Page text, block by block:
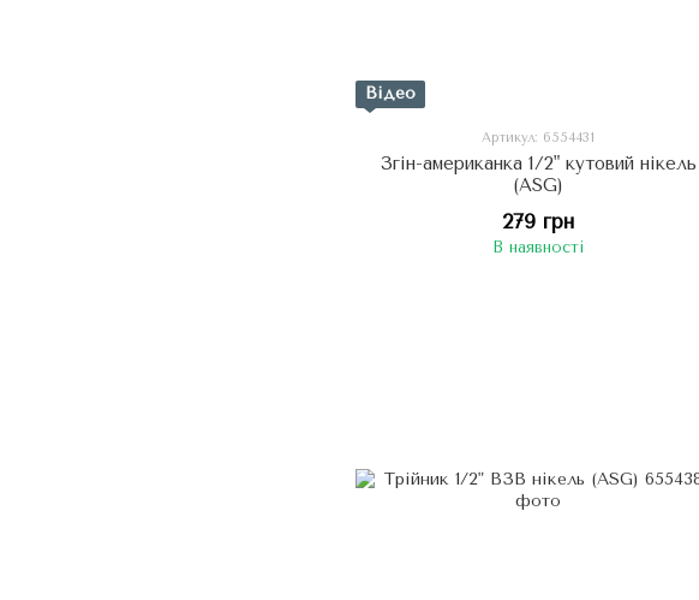
Відео
Артикул: 6554431
Згін-американка 1/2" кутовий нікель
(ASG)
279 грн
В наявності